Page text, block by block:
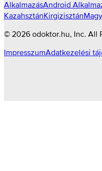
AlkalmazásAndroid
KazahsztánKirgizisztán
© 2026 odoktor.hu, Inc. All
ImpresszumAdatkezelési